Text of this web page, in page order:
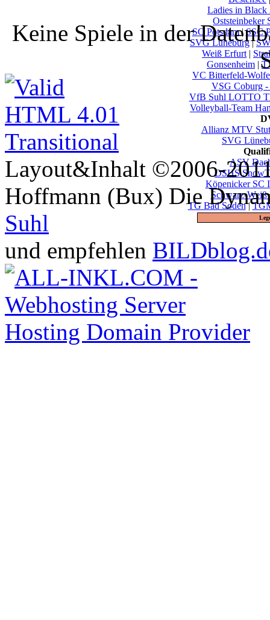
Ladies in Black
Oststeinbeker
SC Potsdam|SSC
SVG Lüneburg|
Weiß Erfurt |
Gonsenheim |
VC Bitterfeld-
VSG Coburg -
VfB Suhl LOTTO
Volleyball-Team
Allianz MTV
SVG
ASV
DSHS
Köpenicker SC
Schwarz-
TG Bad Soden|
Keine Spiele in der
Layout&Inhalt ©2006-
Hoffmann (Bux) Die
Suhl
und empfehlen